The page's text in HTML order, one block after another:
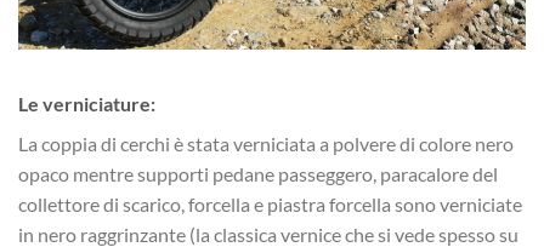
Le verniciature:
La coppia di cerchi è stata verniciata a polvere di colore nero
opaco mentre supporti pedane passeggero, paracalore del
collettore di scarico, forcella e piastra forcella sono verniciate
in nero raggrinzante (la classica vernice che si vede spesso su